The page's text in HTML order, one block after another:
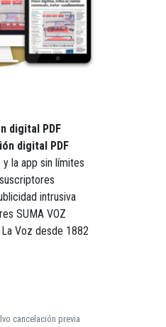
digital PDF
digital PDF
la app sin límites
intrusiva
SUMA VOZ
Voz desde 1882
cancelación previa